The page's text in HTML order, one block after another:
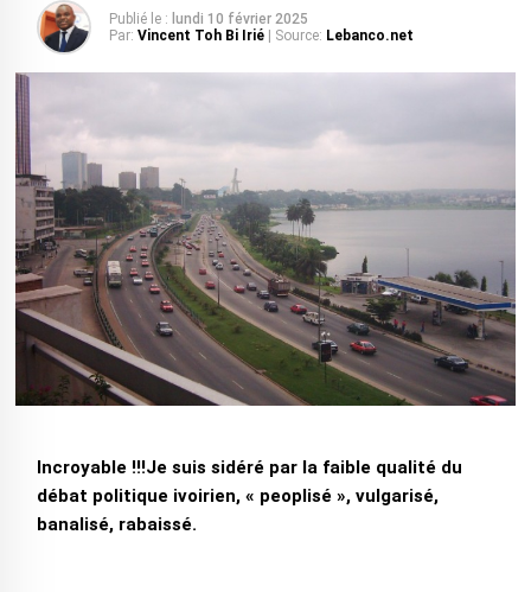
Publié le : lundi 10 février 2025
Par: Vincent Toh Bi Irié | Source: Lebanco.net
Incroyable !!!Je suis sidéré par la faible qualité du
débat politique ivoirien, « peoplisé », vulgarisé,
banalisé, rabaissé.